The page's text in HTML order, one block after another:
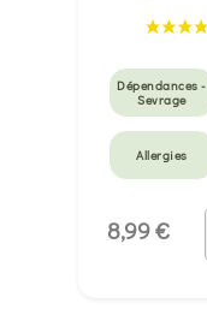
Dépendances -
Sevrage
Allergies
Coeur
8,99 €